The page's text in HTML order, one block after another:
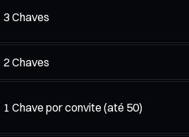
3 Chaves
2 Chaves
1 Chave por convite (até 50)